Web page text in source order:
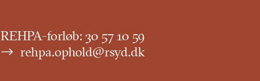
REHPA-forløb: 30 57 10 59
rehpa.ophold@rsyd.dk